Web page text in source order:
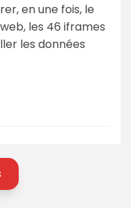
en une fois, le
les 46 iframes
les données